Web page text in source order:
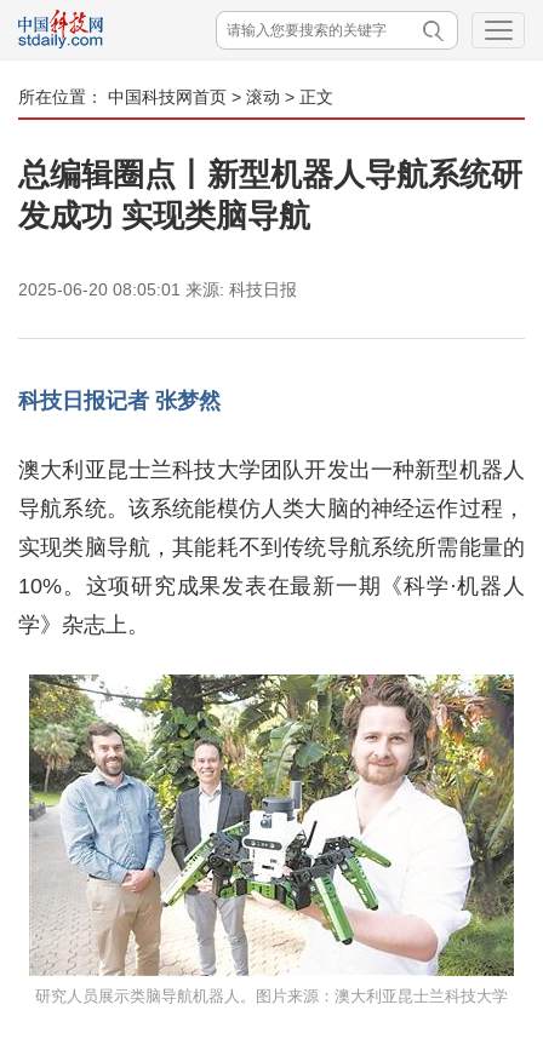
所在位置： 中国科技网首页 > 滚动 > 正文
总编辑圈点丨新型机器人导航系统研
发成功 实现类脑导航
2025-06-20 08:05:01 来源: 科技日报
科技日报记者 张梦然
澳大利亚昆士兰科技大学团队开发出一种新型机器人
导航系统。该系统能模仿人类大脑的神经运作过程，
实现类脑导航，其能耗不到传统导航系统所需能量的
10%。这项研究成果发表在最新一期《科学·机器人
学》杂志上。
研究人员展示类脑导航机器人。图片来源：澳大利亚昆士兰科技大学